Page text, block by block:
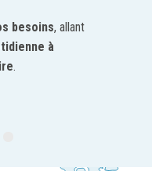
besoins, allant
à
.